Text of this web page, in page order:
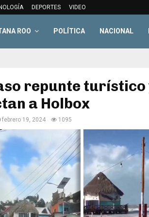
DEPORTES VIDEO
ROO POLÍTICA NACIONAL
repunte
a Holbox
febrero 19, 2024 1095